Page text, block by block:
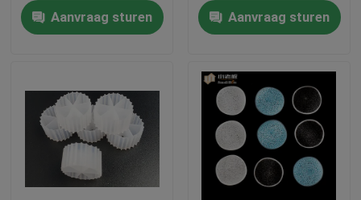
Huis
Ongeveer ons
Fabrieksreis
Aanvraag sturen
Aanvraag sturen